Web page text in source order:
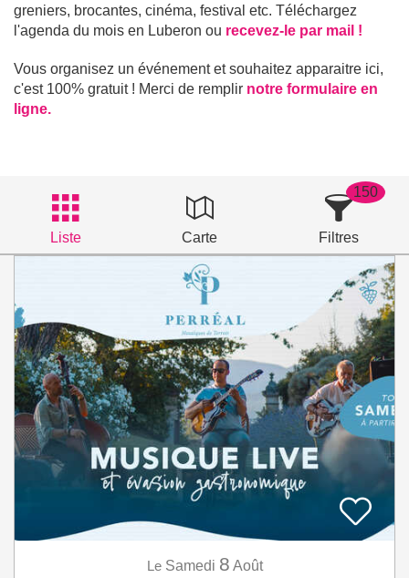
greniers, brocantes, cinéma, festival etc. Téléchargez
l'agenda du mois en Luberon ou recevez-le par mail !
Vous organisez un événement et souhaitez apparaitre ici,
c'est 100% gratuit ! Merci de remplir notre formulaire en
ligne.
Liste Carte Filtres
150
Le Samedi 8 Août